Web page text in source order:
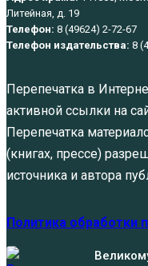
Литейная, д. 19
Телефон: 8 (49624) 2-72-67
Телефон издательства: 8
Перепечатка в
активной ссылки на
Перепечатка
(книгах, прессе)
источника и автора
Политика обработки